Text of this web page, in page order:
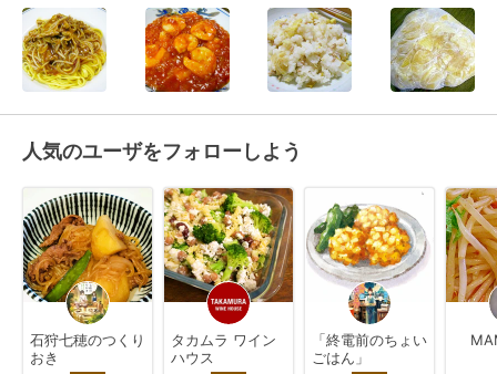
人気のユーザをフォローしよう
石狩七穂のつくり
おき
タカムラ ワイン
ハウス
「終電前のちょい
ごはん」